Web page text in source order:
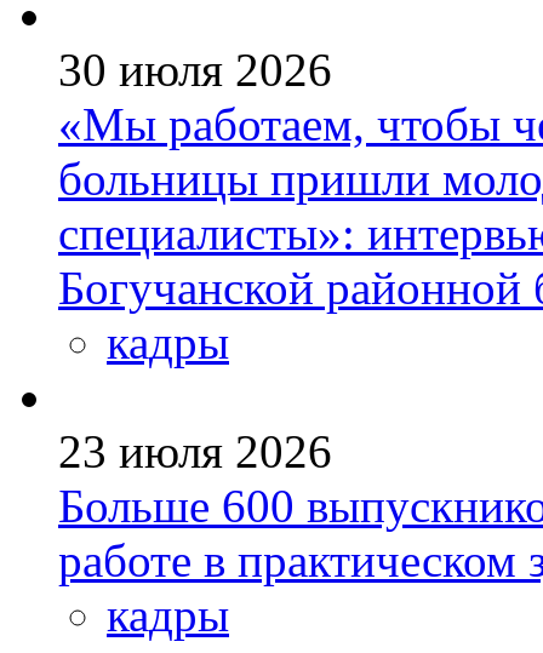
30 июля 2026
«Мы работаем, чтобы
больницы пришли
специалисты»:
Богучанской
кадры
23 июля 2026
Больше 600
работе в практическом
кадры